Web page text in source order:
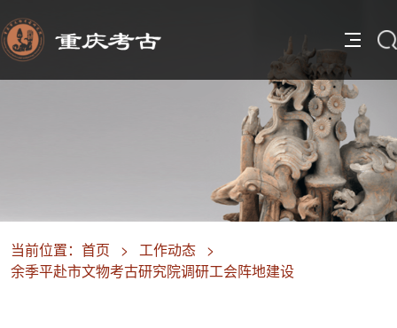
当前位置： 首页 > 工作动态 >
余季平赴市文物考古研究院调研工会阵地建设